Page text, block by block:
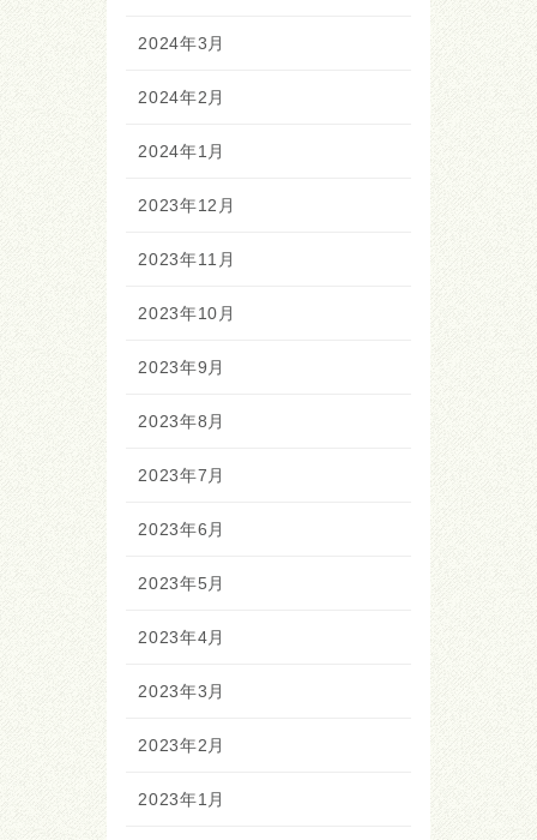
2024年3月
2024年2月
2024年1月
2023年12月
2023年11月
2023年10月
2023年9月
2023年8月
2023年7月
2023年6月
2023年5月
2023年4月
2023年3月
2023年2月
2023年1月